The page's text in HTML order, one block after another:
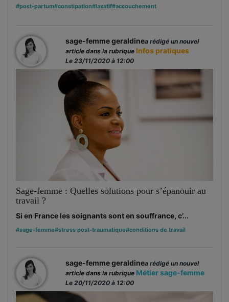
#post-partum#constipation#laxatif#accouchement
sage-femme geraldinea rédigé un nouvel
article dans la rubrique Infos pratiques
Le 23/11/2020 à 12:00
Sage-femme : Quelles solutions pour s’épanouir au
travail ?
Si en France les soignants sont en souffrance, c’...
#sage-femme#stress post-traumatique#conditions de travail
sage-femme geraldinea rédigé un nouvel
article dans la rubrique Métier sage-femme
Le 20/11/2020 à 12:00